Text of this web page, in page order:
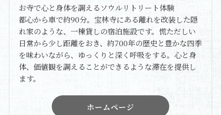
お寺で心と身体を調えるソウルリトリート体験
都心から車で約90分。宝林寺にある離れを改装した隠
れ家のような、一棟貸しの宿泊施設です。慌ただしい
日常から少し距離をおき、約700年の歴史と豊かな四季
を味わいながら、ゆっくりと深く呼吸をする。心と身
体、価値観を調えることができるような滞在を提供し
ます。
ホームページ